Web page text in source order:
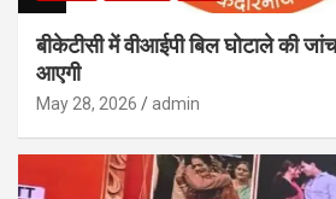
बीकेटीसी में वीआईपी बिल घोटाले की
आएगी
May 28, 2026 admin